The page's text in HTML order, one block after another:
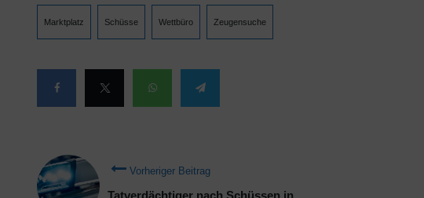
Marktplatz Schüsse Wettbüro Zeugensuche
Vorheriger Beitrag
Tatverdächtiger nach Schüssen in